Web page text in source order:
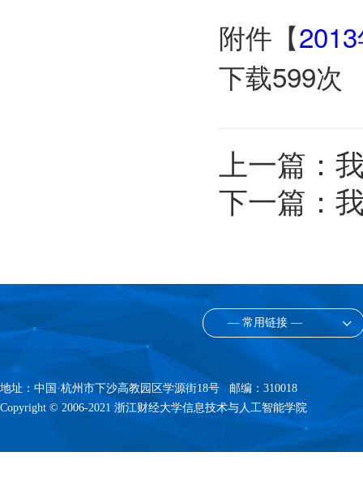
附件【
下载599次
上一篇：
下一篇：
— 常用链接 —
地址：中国·杭州市下沙高教园区学源街18号 邮编：310018
Copyright © 2006-2021 浙江财经大学信息技术与人工智能学院